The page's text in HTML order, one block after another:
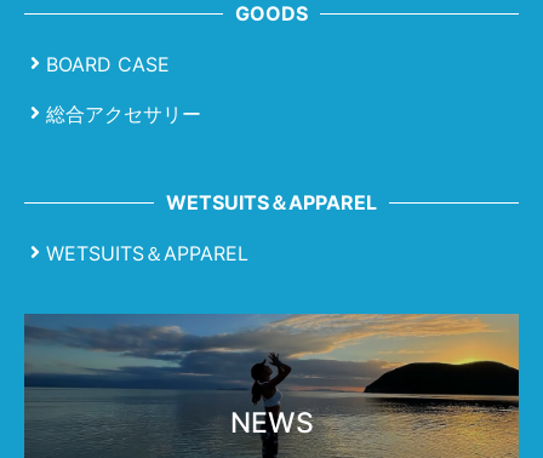
GOODS
BOARD CASE
総合アクセサリー
WETSUITS＆APPAREL
WETSUITS＆APPAREL
NEWS